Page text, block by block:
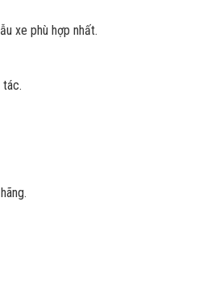
xe phù hợp nhất.
tác.